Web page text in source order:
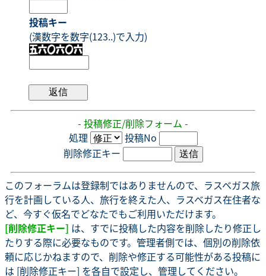
投稿キー
(漢数字を数字(123..)で入力)
- 投稿修正/削除フォーム -
処理
投稿No
削除修正キー
このフォーラムは登録制ではありませんので、ラスベガス旅
行を計画している人、旅行を終えた人、ラスベガス在住者な
ど、今すぐ仮名でどなたでもご利用いただけます。
[削除修正キー] は、すでに投稿した内容を削除したり修正し
たりする際に必要なものです。管理者側では、個別の削除依
頼に応じかねますので、削除や修正する可能性がある投稿に
は [削除修正キー] を各自で設定し、管理してください。